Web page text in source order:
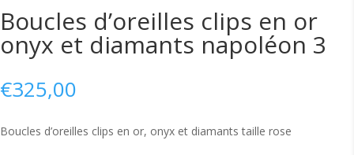
Boucles d’oreilles clips en or
onyx et diamants napoléon 3
€325,00
Boucles d’oreilles clips en or, onyx et diamants taille rose